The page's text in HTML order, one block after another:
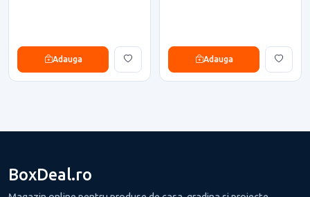
Adauga Adauga
BoxDeal.ro